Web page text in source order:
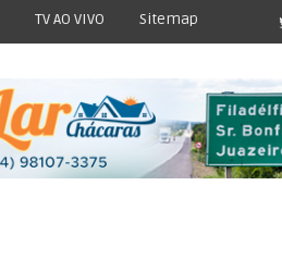
TV AO VIVO Sitemap